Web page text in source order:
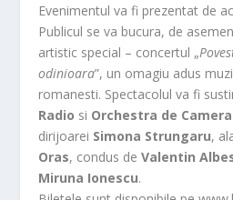
Evenimentul va fi prezentat de
Publicul se va bucura, de
artistic special – concertul „
odinioara”, un omagiu adus
romanesti. Spectacolul va fi
Radio si Orchestra de
dirijoarei Simona Strungaru,
Oras, condus de Valentin
Miruna Ionescu.